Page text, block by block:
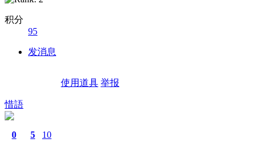
积分
95
发消息
使用道具 举报
惜語
0 5 10